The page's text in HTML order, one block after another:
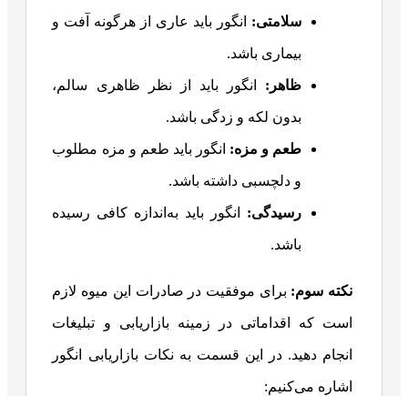
سلامتی: انگور باید عاری از هرگونه آفت و
بیماری باشد.
ظاهر : انگور باید از نظر ظاهری سالم،
بدون لکه و زدگی باشد.
طعم و مزه: انگور باید طعم و مزه مطلوب
و دلچسبی داشته باشد.
رسیدگی: انگور باید به‌اندازه کافی رسیده
باشد.
نکته سوم: برای موفقیت در صادرات این میوه لازم
است که اقداماتی در زمینه بازاریابی و تبلیغات
انجام دهید. در این قسمت به نکات بازاریابی انگور
اشاره می‌کنیم: